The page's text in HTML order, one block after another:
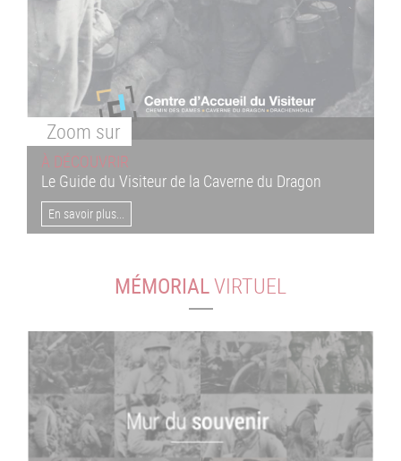
Zoom sur
À DÉCOUVRIR
Le Guide du Visiteur de la Caverne du Dragon
En savoir plus...
MÉMORIALVIRTUEL